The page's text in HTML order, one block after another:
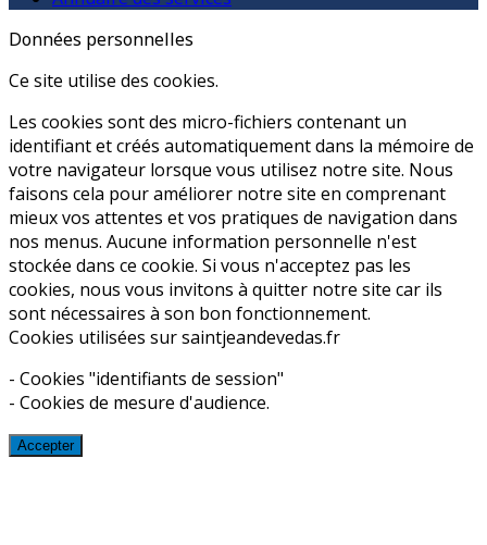
Données personnelles
Ce site utilise des cookies.
Les cookies sont des micro-fichiers contenant un
identifiant et créés automatiquement dans la mémoire de
votre navigateur lorsque vous utilisez notre site. Nous
faisons cela pour améliorer notre site en comprenant
mieux vos attentes et vos pratiques de navigation dans
nos menus. Aucune information personnelle n'est
stockée dans ce cookie. Si vous n'acceptez pas les
cookies, nous vous invitons à quitter notre site car ils
sont nécessaires à son bon fonctionnement.
Cookies utilisées sur saintjeandevedas.fr
- Cookies "identifiants de session"
- Cookies de mesure d'audience.
Accepter